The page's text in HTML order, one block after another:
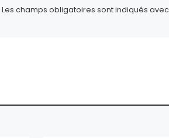
Les champs obligatoires sont indiqués avec